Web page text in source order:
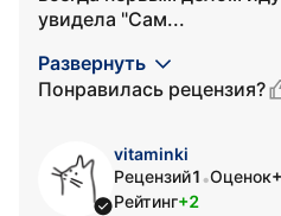
увидела "Сам...
Развернуть
Понравилась рецензия?
vitaminki
Рецензий1 •Оценок
Рейтинг+2